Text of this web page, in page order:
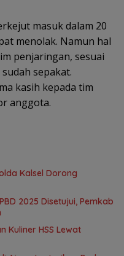
masuk dalam 20
menolak. Namun hal
penjaringan, sesuai
sepakat.
kasih kepada tim
anggota.
Kalsel Dorong
2025 Disetujui, Pemkab
Kuliner HSS Lewat